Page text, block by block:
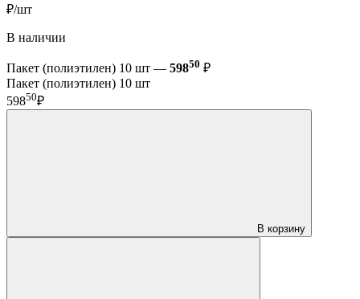
₽/шт
В наличии
Пакет (полиэтилен) 10 шт — 59850 ₽
Пакет (полиэтилен) 10 шт
59850₽
В корзину